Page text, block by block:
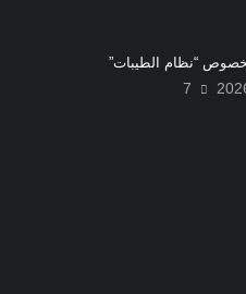
بخصوص “نظام الطيبات”
7